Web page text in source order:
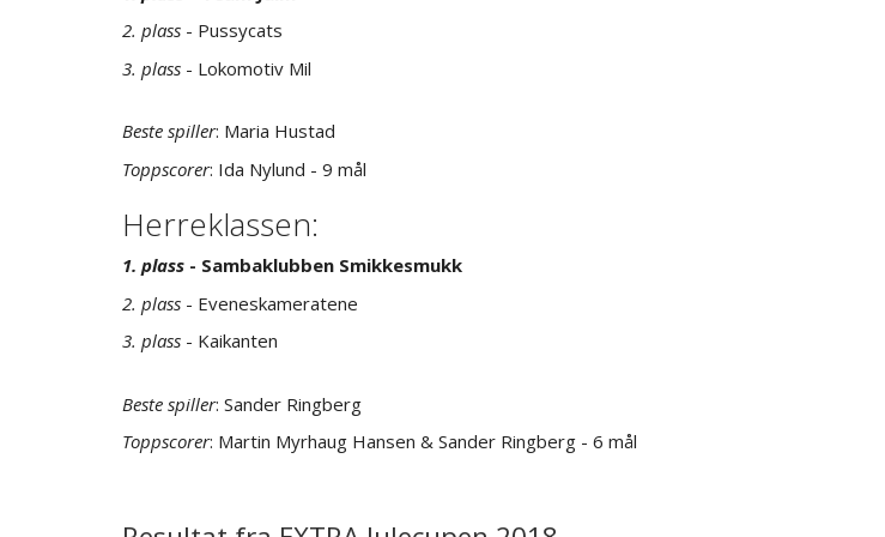
2. plass - Pussycats
3. plass - Lokomotiv Mil
Beste spiller: Maria Hustad
Toppscorer: Ida Nylund - 9 mål
Herreklassen:
1. plass - Sambaklubben Smikkesmukk
2. plass - Eveneskameratene
3. plass - Kaikanten
Beste spiller: Sander Ringberg
Toppscorer: Martin Myrhaug Hansen & Sander Ringberg - 6 mål